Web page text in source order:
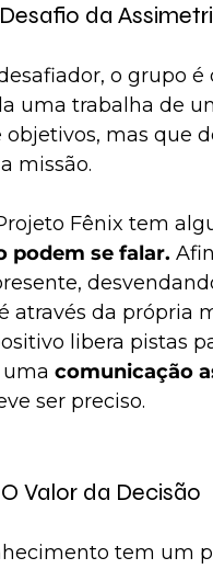
da
o grupo
uma trabalha de
mas que
missão.
Fênix tem
podem se falar.
através da própria
libera pistas
comunicação
ser preciso.
Valor da Decisão
tem um